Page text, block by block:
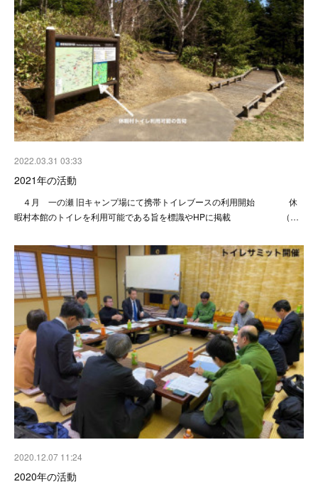
2022.03.31 03:33
2021年の活動
４月 一の瀬 旧キャンプ場にて携帯トイレブースの利用開始 休
暇村本館のトイレを利用可能である旨を標識やHPに掲載 （…
2020.12.07 11:24
2020年の活動